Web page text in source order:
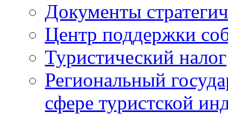
Документы
Центр поддержки
Туристический налог
Региональный
сфере туристской